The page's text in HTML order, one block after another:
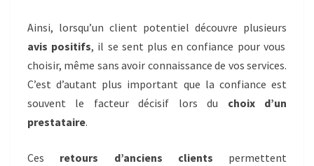
Ainsi, lorsqu’un client potentiel découvre plusieurs
avis positifs, il se sent plus en confiance pour vous
choisir, même sans avoir connaissance de vos services.
C’est d’autant plus important que la confiance est
souvent le facteur décisif lors du choix d’un
prestataire.
Ces retours d’anciens clients permettent